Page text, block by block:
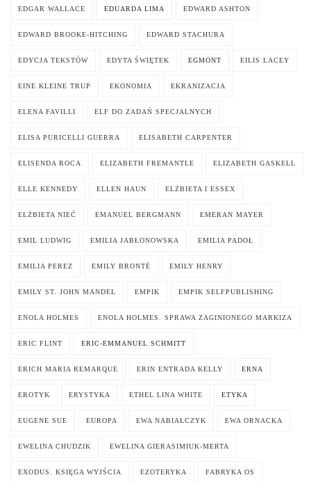
EDGAR WALLACE EDUARDA LIMA EDWARD ASHTON
EDWARD BROOKE-HITCHING EDWARD STACHURA
EDYCJA TEKSTÓW EDYTA ŚWIĘTEK EGMONT EILIS LACEY
EINE KLEINE TRUP EKONOMIA EKRANIZACJA
ELENA FAVILLI ELF DO ZADAŃ SPECJALNYCH
ELISA PURICELLI GUERRA ELISABETH CARPENTER
ELISENDA ROCA ELIZABETH FREMANTLE ELIZABETH GASKELL
ELLE KENNEDY ELLEN HAUN ELŻBIETA I ESSEX
ELŻBIETA NIEĆ EMANUEL BERGMANN EMERAN MAYER
EMIL LUDWIG EMILIA JABŁONOWSKA EMILIA PADOŁ
EMILIA PEREZ EMILY BRONTË EMILY HENRY
EMILY ST. JOHN MANDEL EMPIK EMPIK SELFPUBLISHING
ENOLA HOLMES ENOLA HOLMES. SPRAWA ZAGINIONEGO MARKIZA
ERIC FLINT ERIC-EMMANUEL SCHMITT
ERICH MARIA REMARQUE ERIN ENTRADA KELLY ERNA
EROTYK ERYSTYKA ETHEL LINA WHITE ETYKA
EUGENE SUE EUROPA EWA NABIAŁCZYK EWA ORNACKA
EWELINA CHUDZIK EWELINA GIERASIMIUK-MERTA
EXODUS. KSIĘGA WYJŚCIA EZOTERYKA FABRYKA OS